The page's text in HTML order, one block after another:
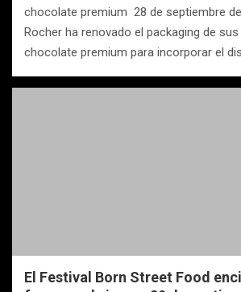
chocolate premium 28 de septiembre
Rocher ha renovado el packaging de
chocolate premium para incorporar el
El Festival Born Street Food